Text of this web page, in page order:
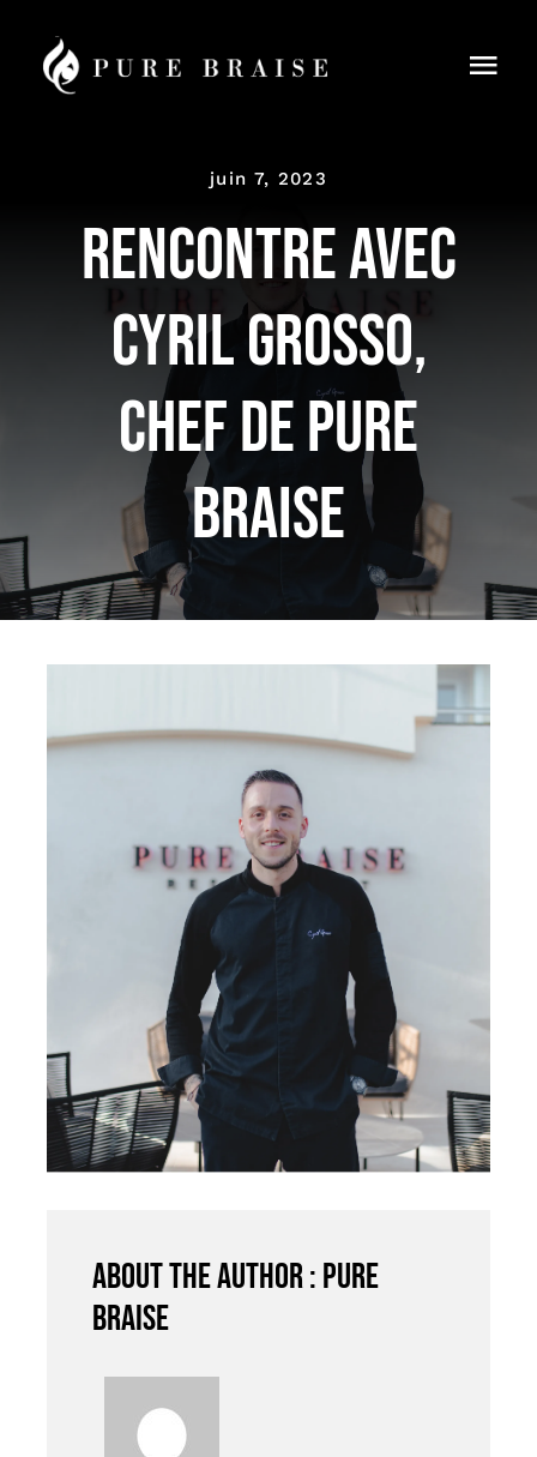
contenu
À Emporter
Cours de cuisine
juin 7, 2023
RENCONTRE AVEC
CYRIL GROSSO,
CHEF DE PURE
BRAISE
About the author : Pure
Braise